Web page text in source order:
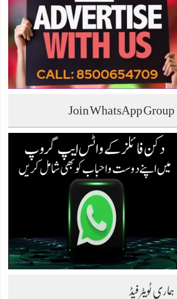
Join WhatsApp Group
ہماری ٹویٹر فیڈ